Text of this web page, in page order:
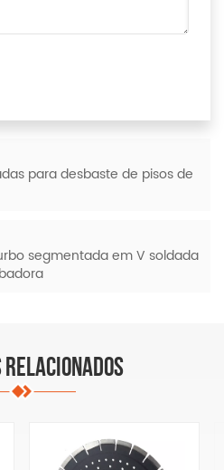
para desbaste de pisos de
segmentada em V soldada
RELACIONADOS